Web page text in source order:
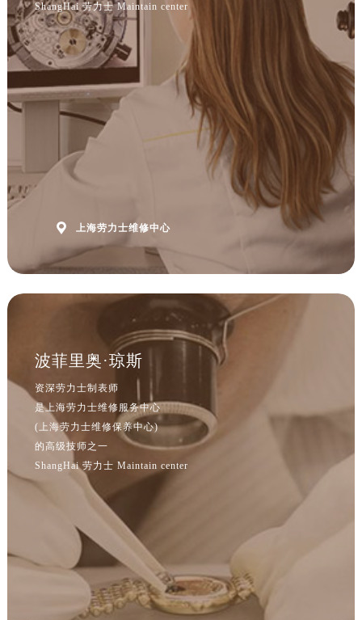
ShangHai 劳力士 Maintain center
 上海劳力士维修中心
波菲里奥·琼斯
资深劳力士制表师
是上海劳力士维修服务中心
(上海劳力士维修保养中心)
的高级技师之一
ShangHai 劳力士 Maintain center